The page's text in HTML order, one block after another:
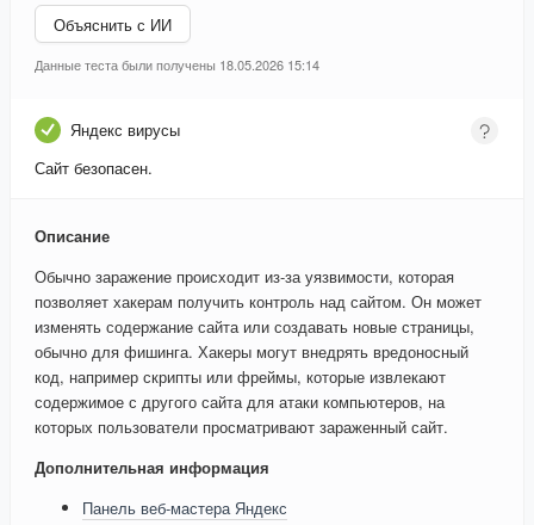
Объяснить с ИИ
Данные теста были получены 18.05.2026 15:14
Яндекс вирусы
Сайт безопасен.
Описание
Обычно заражение происходит из-за уязвимости, которая
позволяет хакерам получить контроль над сайтом. Он может
изменять содержание сайта или создавать новые страницы,
обычно для фишинга. Хакеры могут внедрять вредоносный
код, например скрипты или фреймы, которые извлекают
содержимое с другого сайта для атаки компьютеров, на
которых пользователи просматривают зараженный сайт.
Дополнительная информация
Панель веб-мастера Яндекс